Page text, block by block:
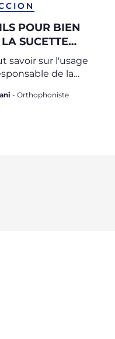
POUR BIEN
SUCETTE
savoir sur l'usage
de la
- Orthophoniste